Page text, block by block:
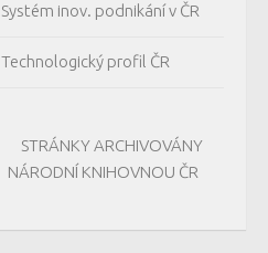
Systém inov. podnikání v ČR
Technologický profil ČR